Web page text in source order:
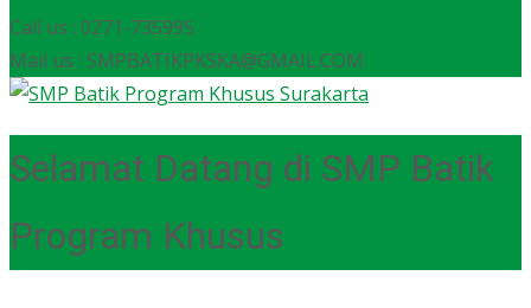
Call us : 0271-735995
Mail us : SMPBATIKPKSKA@GMAIL.COM
Selamat Datang di SMP Batik
Program Khusus